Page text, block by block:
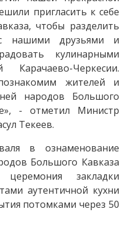
пригласить к себе
чтобы разделить
нашими друзьями и
кулинарными
Черкесии.
жителей и
народов​ Большого
- отметил Министр
Текеев.
в ознаменование
Большого Кавказа
закладки
аутентичной кухни
потомками через 50